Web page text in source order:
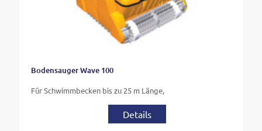
Bodensauger Wave 100
Für Schwimmbecken bis zu 25 m Länge,
Details